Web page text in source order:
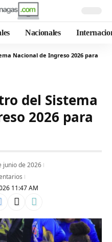
Nacionales
Nacional de Ingreso 2026 para
del Sistema
2026 para
11:47 AM
junio de 2026